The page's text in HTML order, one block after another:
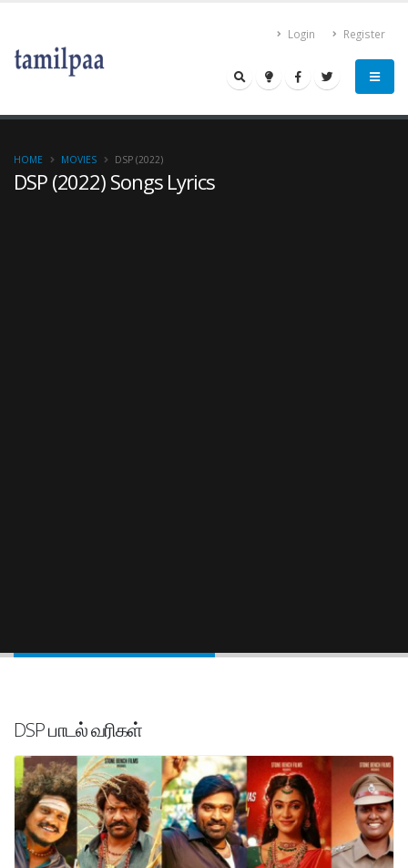
Login Register
DSP (2022) Songs Lyrics
HOME MOVIES DSP (2022)
DSP பாடல் வரிகள்